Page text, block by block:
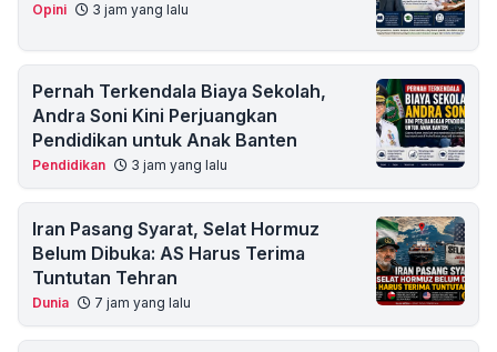
Opini 3 jam yang lalu
Pernah Terkendala Biaya Sekolah,
Andra Soni Kini Perjuangkan
Pendidikan untuk Anak Banten
Pendidikan 3 jam yang lalu
Iran Pasang Syarat, Selat Hormuz
Belum Dibuka: AS Harus Terima
Tuntutan Tehran
Dunia 7 jam yang lalu